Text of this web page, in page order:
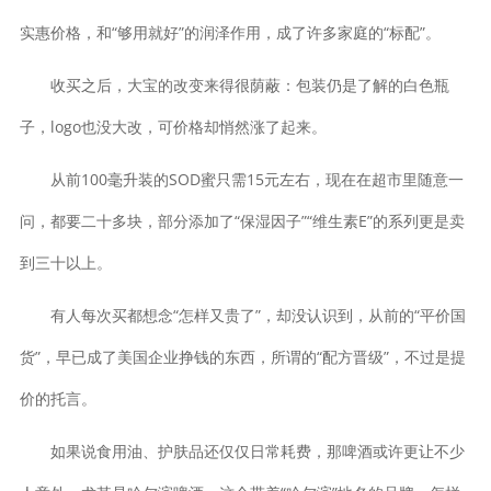
实惠价格，和“够用就好”的润泽作用，成了许多家庭的“标配”。
收买之后，大宝的改变来得很荫蔽：包装仍是了解的白色瓶
子，logo也没大改，可价格却悄然涨了起来。
从前100毫升装的SOD蜜只需15元左右，现在在超市里随意一
问，都要二十多块，部分添加了“保湿因子”“维生素E”的系列更是卖
到三十以上。
有人每次买都想念“怎样又贵了”，却没认识到，从前的“平价国
货”，早已成了美国企业挣钱的东西，所谓的“配方晋级”，不过是提
价的托言。
如果说食用油、护肤品还仅仅日常耗费，那啤酒或许更让不少